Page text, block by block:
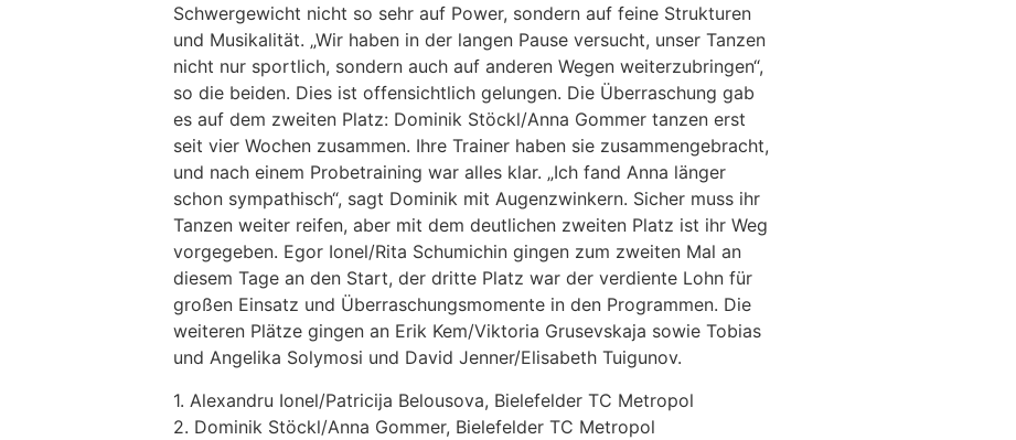
Schwergewicht nicht so sehr auf Power, sondern auf feine Strukturen
und Musikalität. „Wir haben in der langen Pause versucht, unser Tanzen
nicht nur sportlich, sondern auch auf anderen Wegen weiterzubringen“,
so die beiden. Dies ist offensichtlich gelungen. Die Überraschung gab
es auf dem zweiten Platz: Dominik Stöckl/Anna Gommer tanzen erst
seit vier Wochen zusammen. Ihre Trainer haben sie zusammengebracht,
und nach einem Probetraining war alles klar. „Ich fand Anna länger
schon sympathisch“, sagt Dominik mit Augenzwinkern. Sicher muss ihr
Tanzen weiter reifen, aber mit dem deutlichen zweiten Platz ist ihr Weg
vorgegeben. Egor Ionel/Rita Schumichin gingen zum zweiten Mal an
diesem Tage an den Start, der dritte Platz war der verdiente Lohn für
großen Einsatz und Überraschungsmomente in den Programmen. Die
weiteren Plätze gingen an Erik Kem/Viktoria Grusevskaja sowie Tobias
und Angelika Solymosi und David Jenner/Elisabeth Tuigunov.
1. Alexandru Ionel/Patricija Belousova, Bielefelder TC Metropol
2. Dominik Stöckl/Anna Gommer, Bielefelder TC Metropol